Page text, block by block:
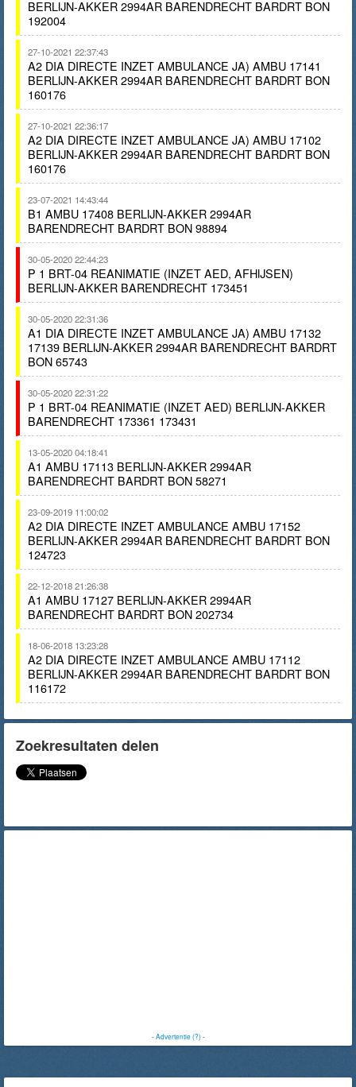
BERLIJN-AKKER 2994AR BARENDRECHT BARDRT BON
192004
27-10-2021 22:37:43
A2 DIA DIRECTE INZET AMBULANCE JA) AMBU 17141
BERLIJN-AKKER 2994AR BARENDRECHT BARDRT BON
160176
27-10-2021 22:36:17
A2 DIA DIRECTE INZET AMBULANCE JA) AMBU 17102
BERLIJN-AKKER 2994AR BARENDRECHT BARDRT BON
160176
23-07-2021 14:43:44
B1 AMBU 17408 BERLIJN-AKKER 2994AR
BARENDRECHT BARDRT BON 98894
30-05-2020 22:44:23
P 1 BRT-04 REANIMATIE (INZET AED, AFHIJSEN)
BERLIJN-AKKER BARENDRECHT 173451
30-05-2020 22:31:36
A1 DIA DIRECTE INZET AMBULANCE JA) AMBU 17132
17139 BERLIJN-AKKER 2994AR BARENDRECHT BARDRT
BON 65743
30-05-2020 22:31:22
P 1 BRT-04 REANIMATIE (INZET AED) BERLIJN-AKKER
BARENDRECHT 173361 173431
13-05-2020 04:18:41
A1 AMBU 17113 BERLIJN-AKKER 2994AR
BARENDRECHT BARDRT BON 58271
23-09-2019 11:00:02
A2 DIA DIRECTE INZET AMBULANCE AMBU 17152
BERLIJN-AKKER 2994AR BARENDRECHT BARDRT BON
124723
22-12-2018 21:26:38
A1 AMBU 17127 BERLIJN-AKKER 2994AR
BARENDRECHT BARDRT BON 202734
18-06-2018 13:23:28
A2 DIA DIRECTE INZET AMBULANCE AMBU 17112
BERLIJN-AKKER 2994AR BARENDRECHT BARDRT BON
116172
Zoekresultaten delen
-Advertentie (?)-